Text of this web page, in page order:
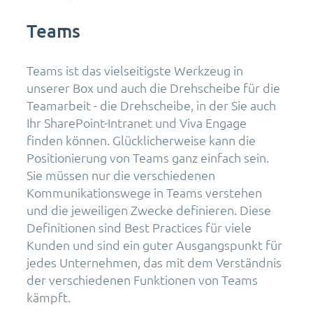
Teams
Teams ist das vielseitigste Werkzeug in
unserer Box und auch die Drehscheibe für die
Teamarbeit - die Drehscheibe, in der Sie auch
Ihr SharePoint-Intranet und Viva Engage
finden können. Glücklicherweise kann die
Positionierung von Teams ganz einfach sein.
Sie müssen nur die verschiedenen
Kommunikationswege in Teams verstehen
und die jeweiligen Zwecke definieren. Diese
Definitionen sind Best Practices für viele
Kunden und sind ein guter Ausgangspunkt für
jedes Unternehmen, das mit dem Verständnis
der verschiedenen Funktionen von Teams
kämpft.